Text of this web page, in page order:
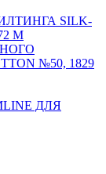
SILK-
М
№50, 1829
ДЛЯ